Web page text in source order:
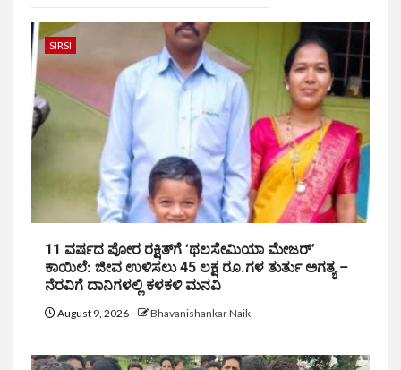
SIRSI
11 ವರ್ಷದ ಪೋರ ರಕ್ಷಿತ್‌ಗೆ ‘ಥಲಸೇಮಿಯಾ ಮೇಜರ್’
ಕಾಯಿಲೆ: ಜೀವ ಉಳಿಸಲು 45 ಲಕ್ಷ ರೂ.ಗಳ ತುರ್ತು ಅಗತ್ಯ –
ನೆರವಿಗೆ ದಾನಿಗಳಲ್ಲಿ ಕಳಕಳಿ ಮನವಿ
August 9, 2026 Bhavanishankar Naik